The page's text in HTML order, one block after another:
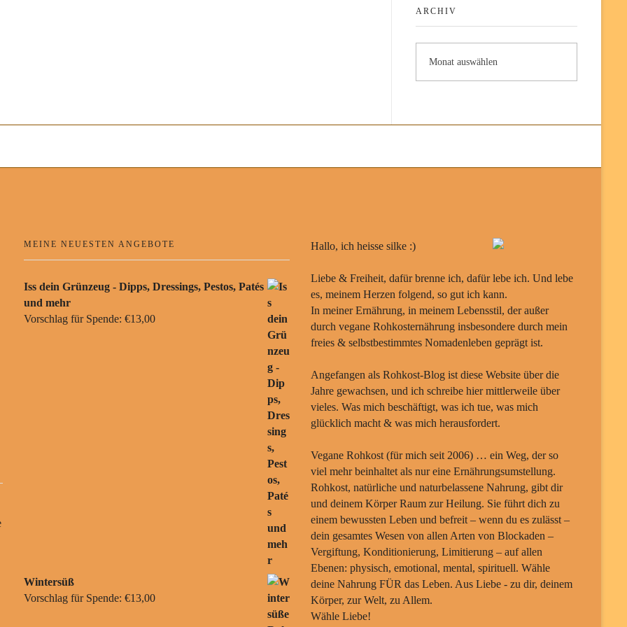
ARCHIV
MEINE NEUESTEN ANGEBOTE
Iss dein Grünzeug - Dipps, Dressings, Pestos, Patés
und mehr
Vorschlag für Spende: €13,00
Wintersüß
Vorschlag für Spende: €13,00
Hallo, ich heisse silke :)
Liebe & Freiheit, dafür brenne ich, dafür lebe ich. Und lebe
es, meinem Herzen folgend, so gut ich kann.
In meiner Ernährung, in meinem Lebensstil, der außer
durch vegane Rohkosternährung insbesondere durch mein
freies & selbstbestimmtes Nomadenleben geprägt ist.
Angefangen als Rohkost-Blog ist diese Website über die
Jahre gewachsen, und ich schreibe hier mittlerweile über
vieles. Was mich beschäftigt, was ich tue, was mich
glücklich macht & was mich herausfordert.
Vegane Rohkost (für mich seit 2006) … ein Weg, der so
viel mehr beinhaltet als nur eine Ernährungsumstellung.
Rohkost, natürliche und naturbelassene Nahrung, gibt dir
und deinem Körper Raum zur Heilung. Sie führt dich zu
einem bewussten Leben und befreit – wenn du es zulässt –
dein gesamtes Wesen von allen Arten von Blockaden –
Vergiftung, Konditionierung, Limitierung – auf allen
Ebenen: physisch, emotional, mental, spirituell. Wähle
deine Nahrung FÜR das Leben. Aus Liebe - zu dir, deinem
Körper, zur Welt, zu Allem.
Wähle Liebe!